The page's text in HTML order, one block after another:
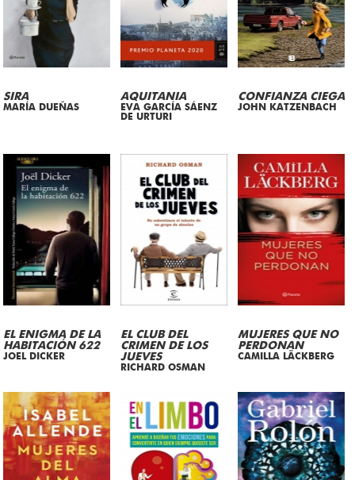
SIRA
MARÍA DUEÑAS
AQUITANIA
EVA GARCÍA SÁENZ
DE URTURI
CONFIANZA CIEGA
JOHN KATZENBACH
EL ENIGMA DE LA
HABITACIÓN 622
JOEL DICKER
EL CLUB DEL
CRIMEN DE LOS
JUEVES
RICHARD OSMAN
MUJERES QUE NO
PERDONAN
CAMILLA LÄCKBERG